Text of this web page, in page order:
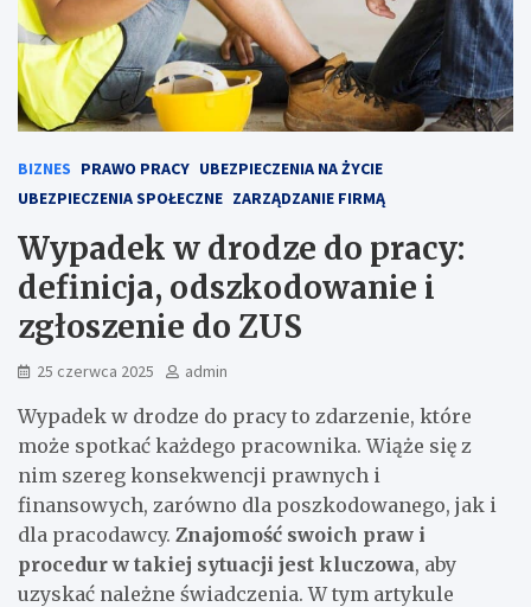
BIZNES PRAWO PRACY UBEZPIECZENIA NA ŻYCIE
UBEZPIECZENIA SPOŁECZNE ZARZĄDZANIE FIRMĄ
Wypadek w drodze do pracy:
definicja, odszkodowanie i
zgłoszenie do ZUS
25 czerwca 2025 admin
Wypadek w drodze do pracy to zdarzenie, które
może spotkać każdego pracownika. Wiąże się z
nim szereg konsekwencji prawnych i
finansowych, zarówno dla poszkodowanego, jak i
dla pracodawcy. Znajomość swoich praw i
procedur w takiej sytuacji jest kluczowa, aby
uzyskać należne świadczenia. W tym artykule